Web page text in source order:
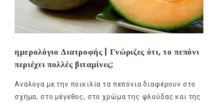
ημερολόγιο Διατροφής | Γνώριζες ότι, το πεπόνι
περιέχει πολλές βιταμίνες;
Ανάλογα με την ποικιλία τα πεπόνια διαφέρουν στο
σχήμα, στο μέγεθος, στο χρώμα της φλούδας και της